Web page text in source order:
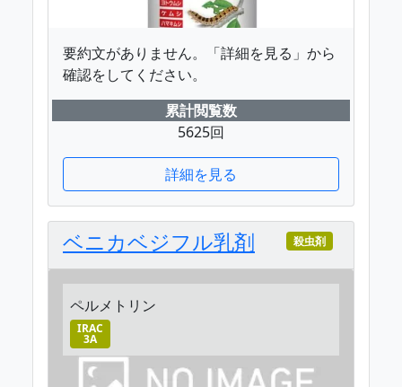
要約文がありません。「詳細を見る」から
確認をしてください。
累計閲覧数
5625回
詳細を見る
ベニカベジフル乳剤 殺虫剤
ペルメトリン
IRAC
3A